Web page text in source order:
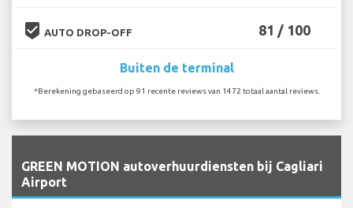
beenhere AUTO DROP-OFF 81 / 100
Buiten de terminal
*Berekening gebaseerd op 91 recente reviews van 1472 totaal aantal reviews.
GREEN MOTION autoverhuurdiensten bij Cagliari
Airport